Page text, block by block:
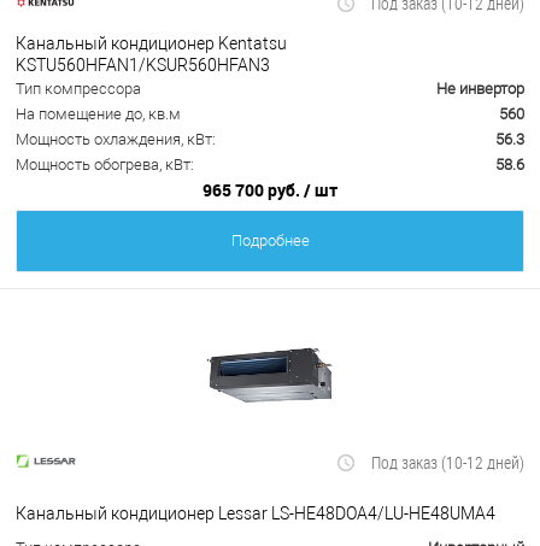
Канальный кондиционер Kentatsu
KSTU560HFAN1/KSUR560HFAN3
Тип компрессора
Не инвертор
На помещение до, кв.м
560
Мощность охлаждения, кВт:
56.3
Мощность обогрева, кВт:
58.6
965 700 руб. / шт
Подробнее
Под заказ (10-12 дней)
Канальный кондиционер Lessar LS-HE48DOA4/LU-HE48UMA4